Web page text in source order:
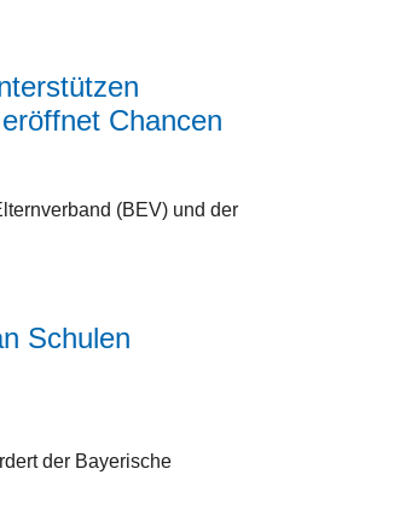
Chancen
(BEV) und der
Schulen
der Bayerische